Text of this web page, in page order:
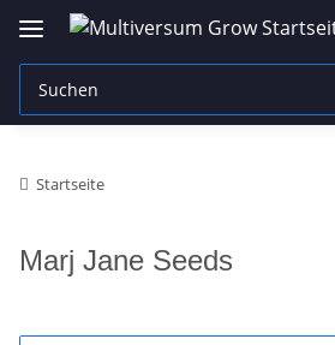
Startseite
Marj Jane Seeds